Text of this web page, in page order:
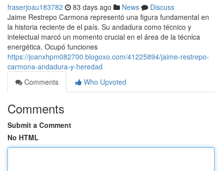
fraserjoau183782 83 days ago News
Discuss
Jaime Restrepo Carmona representó una figura fundamental en
la historia reciente de el país. Su andadura como técnico y
intelectual marcó un momento crucial en el área de la técnica
energética. Ocupó funciones
https://joanxhpm082700.blogoxo.com/41225894/jaime-restrepo-
carmona-andadura-y-heredad
Comments
Who Upvoted
Comments
Submit a Comment
No HTML